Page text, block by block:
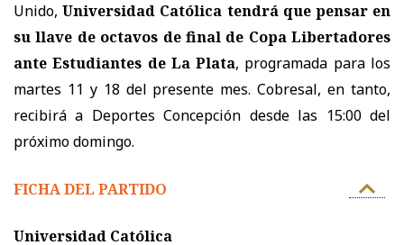
Unido,Universidad Católica tendrá que pensar en
su llave de octavos de final de Copa Libertadores
ante Estudiantes de La Plata, programada para los
martes 11 y 18 del presente mes. Cobresal, en tanto,
recibirá a Deportes Concepción desde las 15:00 del
próximo domingo.
FICHA DEL PARTIDO
Universidad Católica